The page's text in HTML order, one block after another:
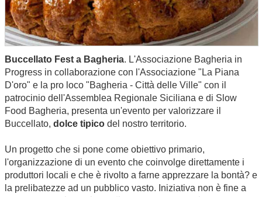
Buccellato Fest a Bagheria. L'Associazione Bagheria in
Progress in collaborazione con l'Associazione "La Piana
D'oro" e la pro loco "Bagheria - Città delle Ville" con il
patrocinio dell'Assemblea Regionale Siciliana e di Slow
Food Bagheria, presenta un'evento per valorizzare il
Buccellato, dolce tipico del nostro territorio.
Un progetto che si pone come obiettivo primario,
l'organizzazione di un evento che coinvolge direttamente i
produttori locali e che è rivolto a farne apprezzare la bontà? e
la prelibatezze ad un pubblico vasto. Iniziativa non è fine a